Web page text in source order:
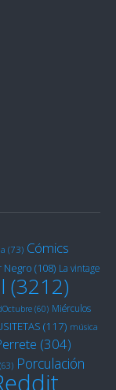
(73) Cómics
Negro (108) La vintage
(3212)
(60) Miérculos
(117) música
(304)
(63) Porculación